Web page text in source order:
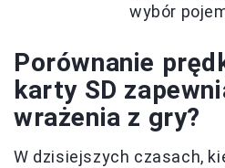
wybór
Porównanie
karty SD
wrażenia z gry?
W dzisiejszych czasach,